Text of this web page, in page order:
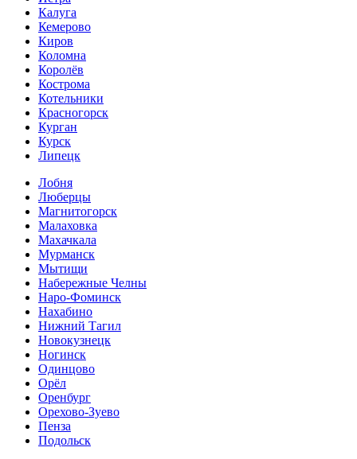
Калуга
Кемерово
Киров
Коломна
Королёв
Кострома
Котельники
Красногорск
Курган
Курск
Липецк
Лобня
Люберцы
Магнитогорск
Малаховка
Махачкала
Мурманск
Мытищи
Набережные Челны
Наро-Фоминск
Нахабино
Нижний Тагил
Новокузнецк
Ногинск
Одинцово
Орёл
Оренбург
Орехово-Зуево
Пенза
Подольск